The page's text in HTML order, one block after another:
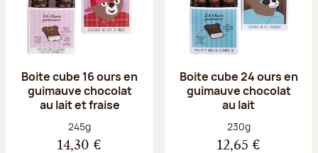
Boite cube 16 ours en
guimauve chocolat
au lait et fraise
Poids net :
245g
14,30 €
Boite cube 24 ours en
guimauve chocolat
au lait
Poids net :
230g
12,65 €